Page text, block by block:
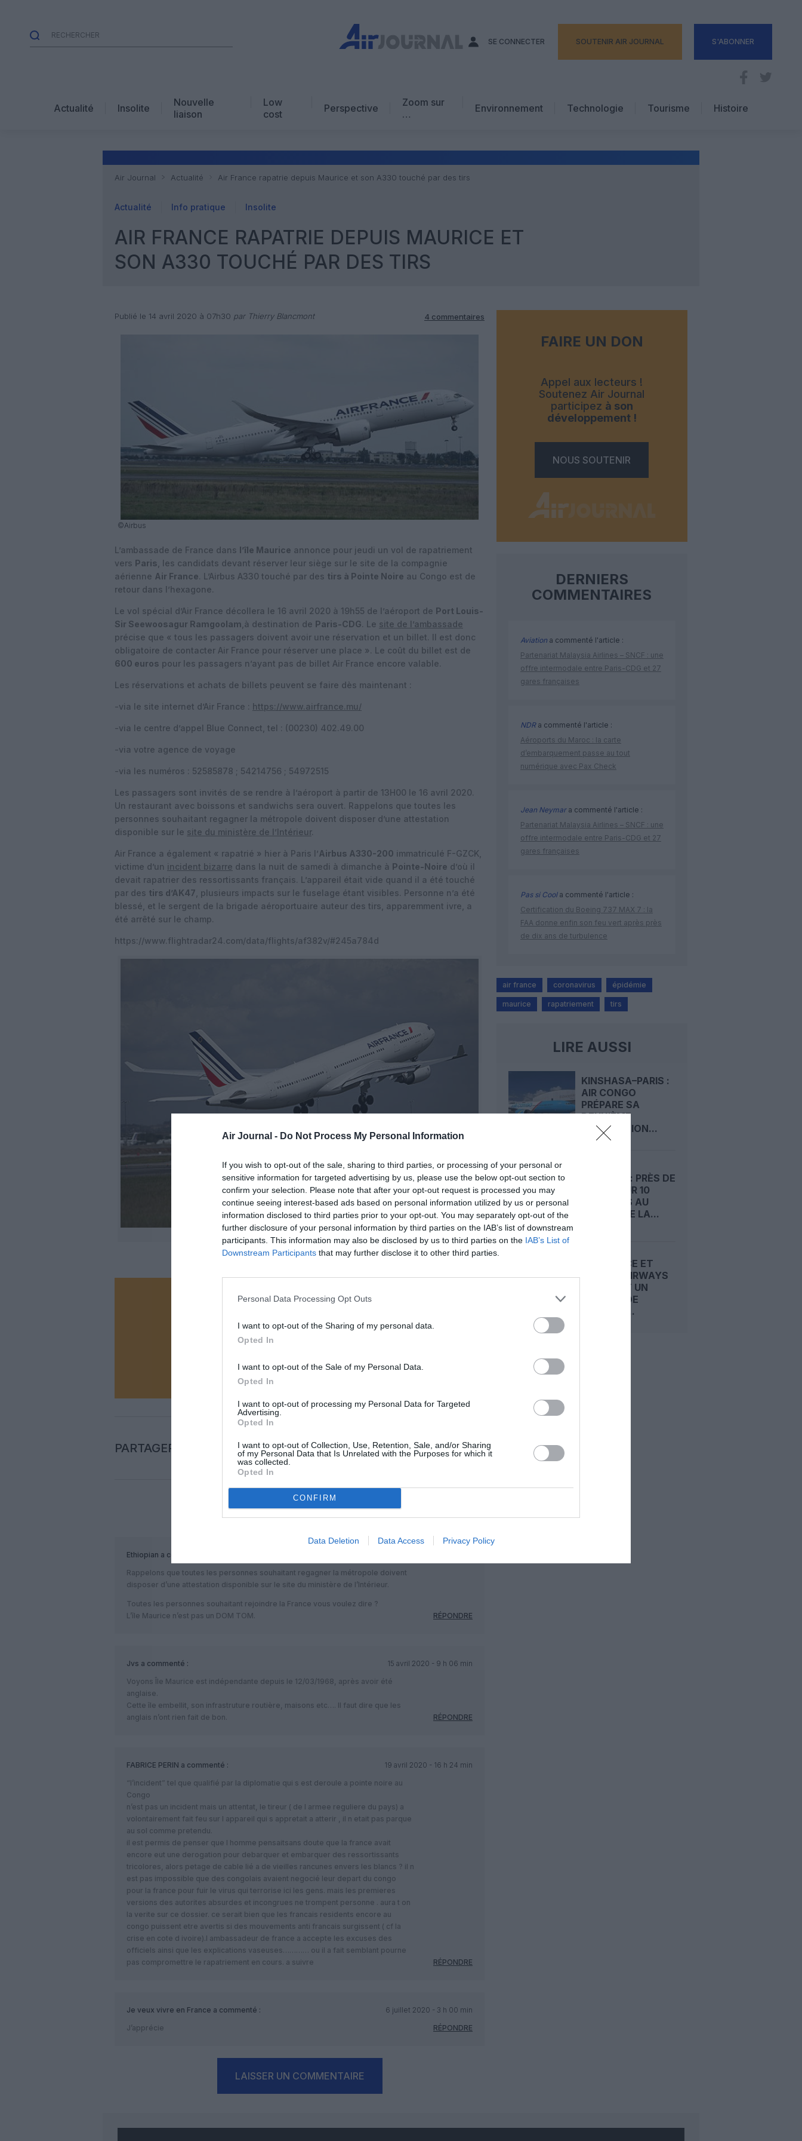
Air Journal - Do Not Process My Personal Information
If you wish to opt-out of the sale, sharing to third parties, or processing of your personal or
sensitive information for targeted advertising by us, please use the below opt-out section to
confirm your selection. Please note that after your opt-out request is processed you may
continue seeing interest-based ads based on personal information utilized by us or personal
information disclosed to third parties prior to your opt-out. You may separately opt-out of the
further disclosure of your personal information by third parties on the IAB’s list of downstream
participants. This information may also be disclosed by us to third parties on the IAB’s List of
Downstream Participants that may further disclose it to other third parties.
Personal Data Processing Opt Outs
I want to opt-out of the Sharing of my personal data.
Opted In
I want to opt-out of the Sale of my Personal Data.
Opted In
I want to opt-out of processing my Personal Data for Targeted
Advertising.
Opted In
I want to opt-out of Collection, Use, Retention, Sale, and/or Sharing
of my Personal Data that Is Unrelated with the Purposes for which it
was collected.
Opted In
CONFIRM
Data Deletion Data Access Privacy Policy
SE CONNECTER SOUTENIR AIR JOURNAL S'ABONNER
Actualité Insolite
Nouvelle
liaison
Low
cost
Perspective
Zoom sur
…
Avis d’expert
Environnement Technologie
Tourisme
Hôtellerie
Histoire
Air Journal Actualité Air France rapatrie depuis Maurice et son A330 touché par des tirs
Actualité Info pratique Insolite
AIR FRANCE RAPATRIE DEPUIS MAURICE ET
SON A330 TOUCHÉ PAR DES TIRS
Publié le 14 avril 2020 à 07h30 par Thierry Blancmont 4 commentaires
©Airbus
L’ambassade de France dans l’île Maurice annonce pour jeudi un vol de rapatriement
vers Paris , les candidats devant réserver leur siège sur le site de la compagnie
aérienne Air France. L’Airbus A330 touché par des tirs à Pointe Noire au Congo est de
retour dans l’hexagone.
Le vol spécial d’Air France décollera le 16 avril 2020 à 19h55 de l’aéroport de Port Louis-
Sir Seewoosagur Ramgoolam ,à destination de Paris-CDG. Le site de l’ambassade
précise que « tous les passagers doivent avoir une réservation et un billet. Il est donc
obligatoire de contacter Air France pour réserver une place ». Le coût du billet est de
600 euros pour les passagers n’ayant pas de billet Air France encore valable.
Les réservations et achats de billets peuvent se faire dès maintenant :
-via le site internet d’Air France : https://www.airfrance.mu/
-via le centre d’appel Blue Connect, tel : (00230) 402.49.00
-via votre agence de voyage
-via les numéros : 52585878 ; 54214756 ; 54972515
Les passagers sont invités de se rendre à l’aéroport à partir de 13H00 le 16 avril 2020.
Un restaurant avec boissons et sandwichs sera ouvert. Rappelons que toutes les
personnes souhaitant regagner la métropole doivent disposer d’une attestation
disponible sur le site du ministère de l’Intérieur.
Air France a également « rapatrié » hier à Paris l’Airbus A330-200 immatriculé F-GZCK,
victime d’un incident bizarre dans la nuit de samedi à dimanche à Pointe-Noire d’où il
devait rapatrier des ressortissants français. L’appareil était vide quand il a été touché
par des tirs d’AK47 , plusieurs impacts sur le fuselage étant visibles. Personne n’a été
blessé, et le sergent de la brigade aéroportuaire auteur des tirs, apparemment ivre, a
été arrêté sur le champ.
https://www.flightradar24.com/data/flights/af382v/#245a784d
©Air France
Vous avez apprécié l’article ?
NOUS SOUTENIR
PARTAGER L'ARTICLE
COMMENTAIRE(S)
Ethiopian a commenté :
Rappelons que toutes les personnes souhaitant regagner la métropole doivent
disposer d’une attestation disponible sur le site du ministère de l’Intérieur.
Toutes les personnes souhaitant rejoindre la France vous voulez dire ?
L’île Maurice n’est pas un DOM TOM.
RÉPONDRE
Jvs a commenté :
15 avril 2020 - 9 h 06 min
Voyons Île Maurice est indépendante depuis le 12/03/1968, après avoir été
anglaise.
Cette île embellit, son infrastruture routière, maisons etc…. Il faut dire que les
anglais n’ont rien fait de bon.
RÉPONDRE
FABRICE PERIN a commenté :
19 avril 2020 - 16 h 24 min
“l’incident” tel que qualifié par la diplomatie qui s est deroule a pointe noire au
Congo
n’est pas un incident mais un attentat, le tireur ( de l armee reguliere du pays) a
volontairement fait feu sur l appareil qui s appretait a atterir , il n etait pas parque
au sol comme pretendu.
il est permis de penser que l homme pensaitsans doute que la france avait
encore eut une derogation pour debarquer et embarquer des ressortissants
tricolores, alors petage de cable lié a de vieilles rancunes envers les blancs ? il n
est pas impossible que des congolais avaient negocié leur depart du congo
pour la france pour fuir le virus qui terrorise ici les gens. mais les premieres
versions des autorites absurdes et incongrues ne trompent personne . aura t on
la verite sur ce dossier. ce serait bien que les francais residents encore au
congo puissent etre avertis si des mouvements anti francais surgissent ( cf la
crise en cote d ivoire).l ambassadeur de france a accepte les excuses des
officiels ainsi que les explications vaseuses………… ou il a fait semblant pourne
pas compromettre le rapatriement en cours. a suivre
RÉPONDRE
Je veux vivre en France a commenté :
6 juillet 2020 - 3 h 00 min
J’apprécie
RÉPONDRE
LAISSER UN COMMENTAIRE
FAIRE UN DON
Appel aux lecteurs !
Soutenez Air Journal
participez à son
développement !
NOUS SOUTENIR
DERNIERS
COMMENTAIRES
Aviation a commenté l'article :
Partenariat Malaysia Airlines – SNCF : une
offre intermodale entre Paris-CDG et 27
gares françaises
NDRa commenté l'article :
Aéroports du Maroc : la carte
d’embarquement passe au tout
numérique avec Pax Check
Jean Neymara commenté l'article :
Partenariat Malaysia Airlines – SNCF : une
offre intermodale entre Paris-CDG et 27
gares françaises
Pas si Coola commenté l'article :
Certification du Boeing 737 MAX 7 : la
FAA donne enfin son feu vert après près
de dix ans de turbulence
air france coronavirus épidémie
maurice rapatriement tirs
LIRE AUSSI
KINSHASA–PARIS :
AIR CONGO
PRÉPARE SA
DEUXIÈME
DESTINATION...
ÉTÉ 2026 : PRÈS DE
4 VOLS SUR 10
RETARDÉS AU
DÉPART DE LA...
AIR FRANCE ET
CYPRUS AIRWAYS
SCELLENT UN
ACCORD DE
PARTAGE...